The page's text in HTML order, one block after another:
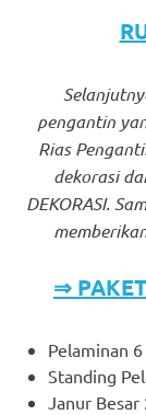
pengantin
Rias
dekorasi
DEKORASI.
⇒
Pelaminan
Standing
Janur Besar